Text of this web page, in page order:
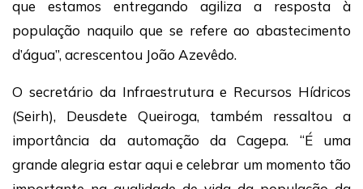
que estamos entregando agiliza a resposta à
população naquilo que se refere ao abastecimento
d’água”, acrescentou João Azevêdo.
O secretário da Infraestrutura e Recursos Hídricos
(Seirh), Deusdete Queiroga, também ressaltou a
importância da automação da Cagepa. “É uma
grande alegria estar aqui e celebrar um momento tão